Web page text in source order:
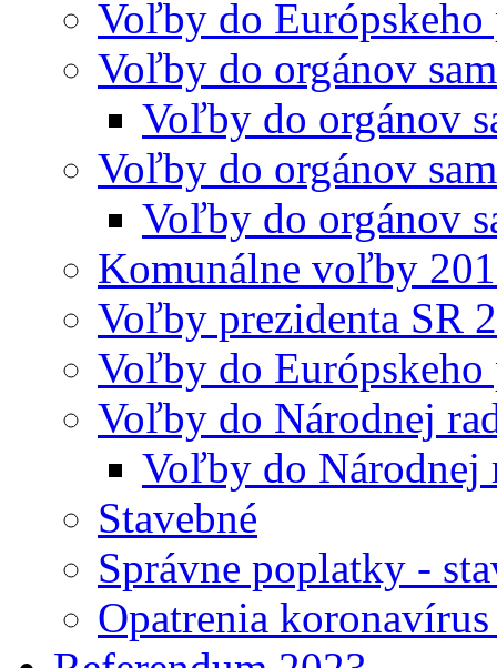
Voľby do Európskeho
Voľby do orgánov
Voľby do orgánov
Voľby do orgánov
Voľby do orgánov
Komunálne voľby
Voľby prezidenta SR
Voľby do Európskeho
Voľby do Národnej
Voľby do Národnej
Stavebné
Správne poplatky -
Opatrenia